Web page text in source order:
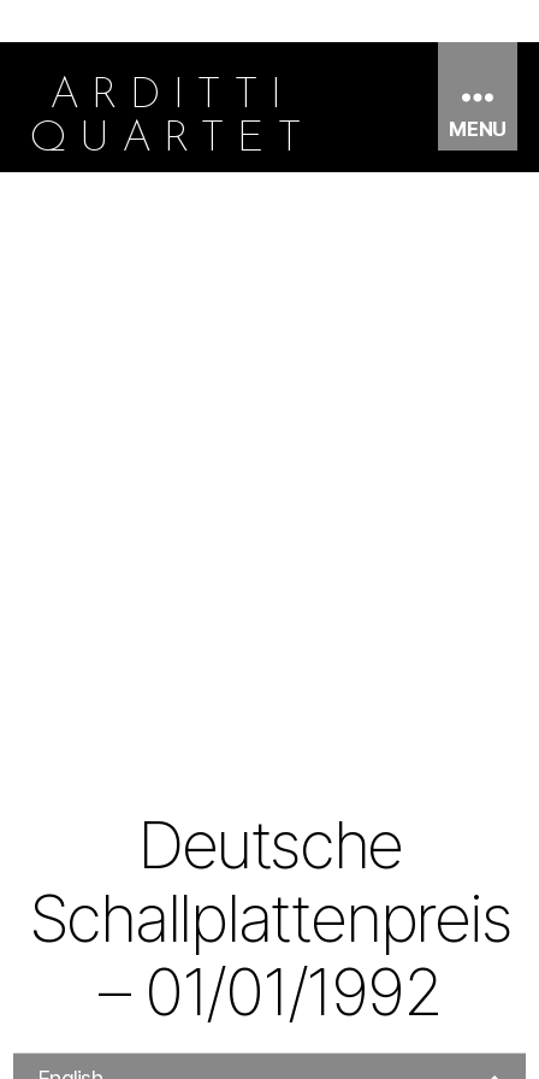
ARDITTI
QUARTET
MENU
Deutsche
Schallplattenpreis
– 01/01/1992